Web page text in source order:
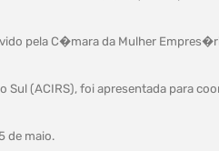
pela C�mara da Mulher
Sul (ACIRS), foi apresentada para
de maio.